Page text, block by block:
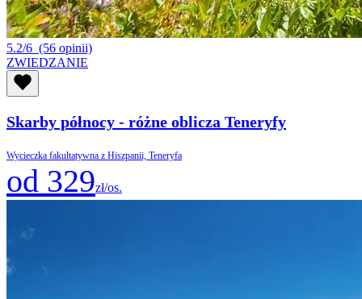
5.2/6 (56 opinii)
ZWIEDZANIE
Skarby północy - różne oblicza Teneryfy
Wycieczka fakultatywna z Hiszpanii, Teneryfa
od 329zł/os.